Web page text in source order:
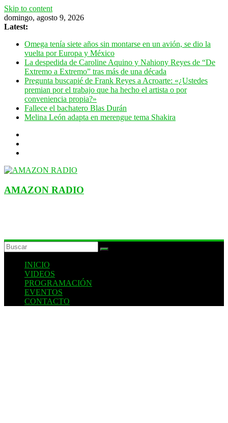
Skip to content
domingo, agosto 9, 2026
Latest:
Omega tenía siete años sin montarse en un avión, se dio la
vuelta por Europa y México
La despedida de Caroline Aquino y Nahiony Reyes de “De
Extremo a Extremo” tras más de una década
Pregunta buscapié de Frank Reyes a Acroarte: «¿Ustedes
premian por el trabajo que ha hecho el artista o por
conveniencia propia?»
Fallece el bachatero Blas Durán
Melina León adapta en merengue tema Shakira
AMAZON RADIO
INICIO
VIDEOS
PROGRAMACIÓN
EVENTOS
CONTACTO